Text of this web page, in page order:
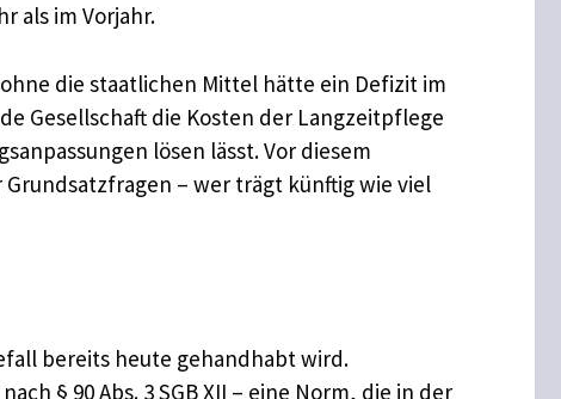
als im Vorjahr.
die staatlichen Mittel hätte ein Defizit im
Gesellschaft die Kosten der Langzeitpflege
lösen lässt. Vor diesem
– wer trägt künftig wie viel
bereits heute gehandhabt wird.
§ 90 Abs. 3 SGB XII – eine Norm, die in der